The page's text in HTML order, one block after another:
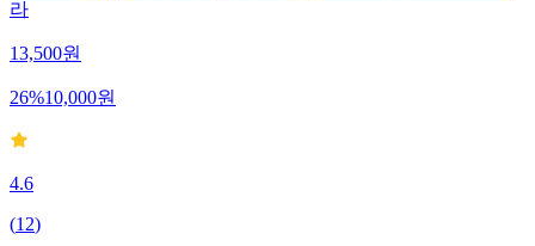
라
13,500원
26%10,000원
4.6
(12)